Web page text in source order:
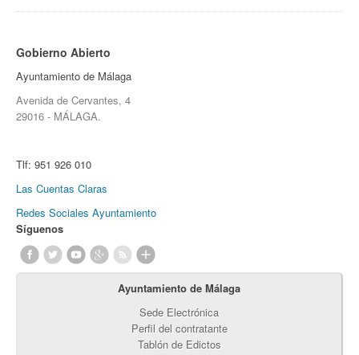
Gobierno Abierto
Ayuntamiento de Málaga
Avenida de Cervantes, 4
29016 - MÁLAGA.
Tlf: 951 926 010
Las Cuentas Claras
Redes Sociales Ayuntamiento
Síguenos
Ayuntamiento de Málaga
Sede Electrónica
Perfil del contratante
Tablón de Edictos